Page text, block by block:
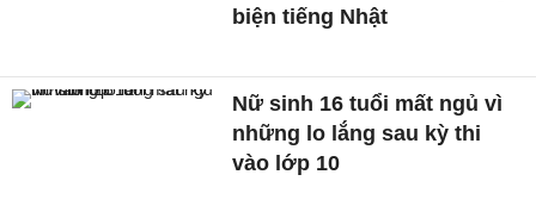
biện tiếng Nhật
Nữ sinh 16 tuổi mất ngủ vì
những lo lắng sau kỳ thi
vào lớp 10